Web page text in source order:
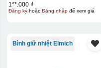
1**.000 ₫
Đăng kýhoặc Đăng nhậpđể xem giá
Bình giữ nhiệt Elmich